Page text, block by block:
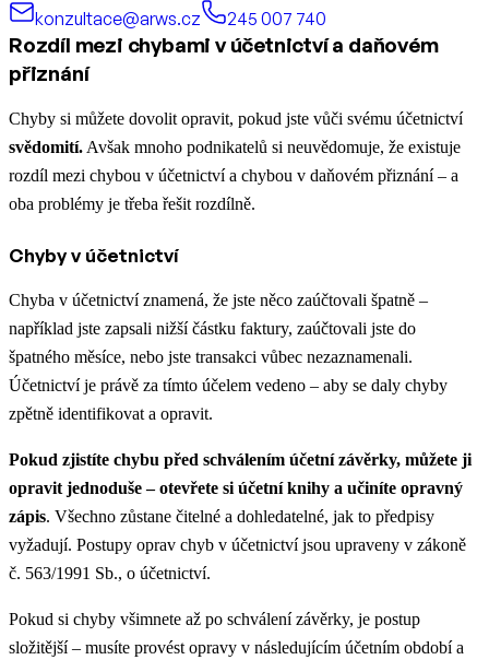
konzultace@arws.cz
245 007 740
Rozdíl mezi chybami v účetnictví a daňovém
přiznání
Chyby si můžete dovolit opravit, pokud jste vůči svému účetnictví
svědomití.Avšak mnoho podnikatelů si neuvědomuje, že existuje
rozdíl mezi chybou v účetnictví a chybou v daňovém přiznání – a
oba problémy je třeba řešit rozdílně.
Chyby v účetnictví
Chyba v účetnictví znamená, že jste něco zaúčtovali špatně –
například jste zapsali nižší částku faktury, zaúčtovali jste do
špatného měsíce, nebo jste transakci vůbec nezaznamenali.
Účetnictví je právě za tímto účelem vedeno – aby se daly chyby
zpětně identifikovat a opravit.
Pokud zjistíte chybu před schválením účetní závěrky, můžete ji
opravit jednoduše – otevřete si účetní knihy a učiníte opravný
zápis. Všechno zůstane čitelné a dohledatelné, jak to předpisy
vyžadují. Postupy oprav chyb v účetnictví jsou upraveny v zákoně
č. 563/1991 Sb., o účetnictví.
Pokud si chyby všimnete až po schválení závěrky, je postup
složitější – musíte provést opravy v následujícím účetním období a